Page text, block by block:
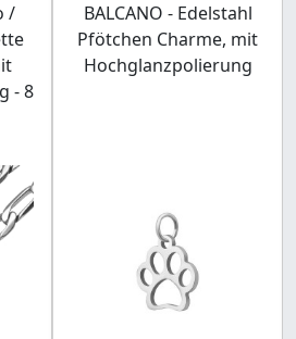
/
- 8
BALCANO - Edelstahl
Pfötchen Charme, mit
Hochglanzpolierung